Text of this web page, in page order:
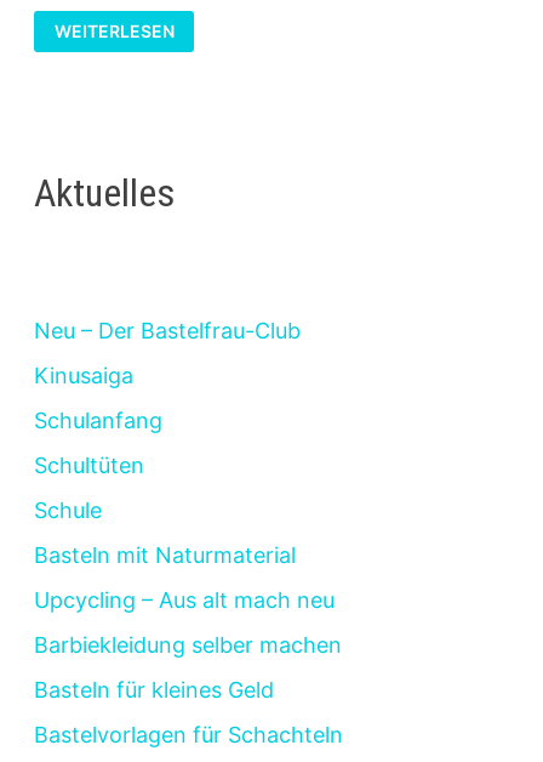
KERZEN
GESTALTEN
MIT
WEITERLESEN
Aktuelles
Neu – Der Bastelfrau-Club
Kinusaiga
Schulanfang
Schultüten
Schule
Basteln mit Naturmaterial
Upcycling – Aus alt mach neu
Barbiekleidung selber machen
Basteln für kleines Geld
Bastelvorlagen für Schachteln